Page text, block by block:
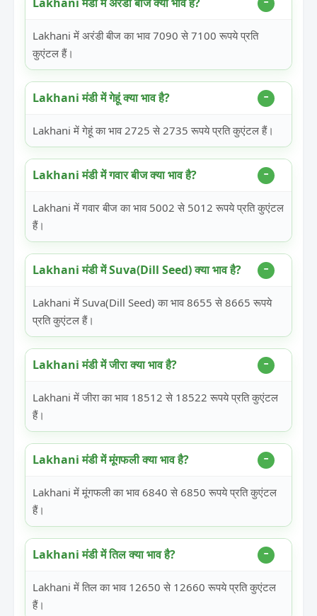
Lakhani में अरंडी बीज का भाव 7090 से 7100 रूपये प्रति
कुएंटल हैं।
Lakhani मंडी में गेहूं क्या भाव है?
Lakhani में गेहूं का भाव 2725 से 2735 रूपये प्रति कुएंटल हैं।
Lakhani मंडी में गवार बीज क्या भाव है?
Lakhani में गवार बीज का भाव 5002 से 5012 रूपये प्रति कुएंटल
हैं।
Lakhani मंडी में Suva(Dill Seed) क्या भाव है?
Lakhani में Suva(Dill Seed) का भाव 8655 से 8665 रूपये
प्रति कुएंटल हैं।
Lakhani मंडी में जीरा क्या भाव है?
Lakhani में जीरा का भाव 18512 से 18522 रूपये प्रति कुएंटल
हैं।
Lakhani मंडी में मूंगफली क्या भाव है?
Lakhani में मूंगफली का भाव 6840 से 6850 रूपये प्रति कुएंटल
हैं।
Lakhani मंडी में तिल क्या भाव है?
Lakhani में तिल का भाव 12650 से 12660 रूपये प्रति कुएंटल
हैं।